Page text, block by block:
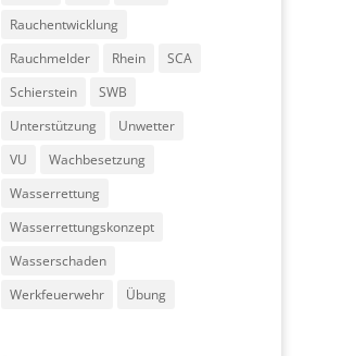
Rauchentwicklung
Rauchmelder
Rhein
SCA
Schierstein
SWB
Unterstützung
Unwetter
VU
Wachbesetzung
Wasserrettung
Wasserrettungskonzept
Wasserschaden
Werkfeuerwehr
Übung